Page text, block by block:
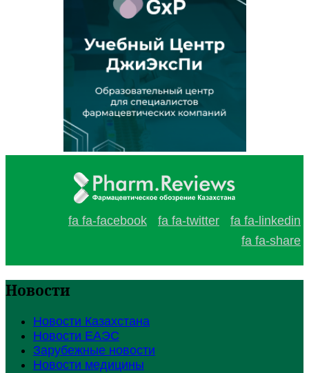
fa fa-facebook fa fa-twitter
fa fa-linkedin
fa fa-share
Новости
Новости Казахстана
Новости ЕАЭС
Зарубежные новости
Новости медицины